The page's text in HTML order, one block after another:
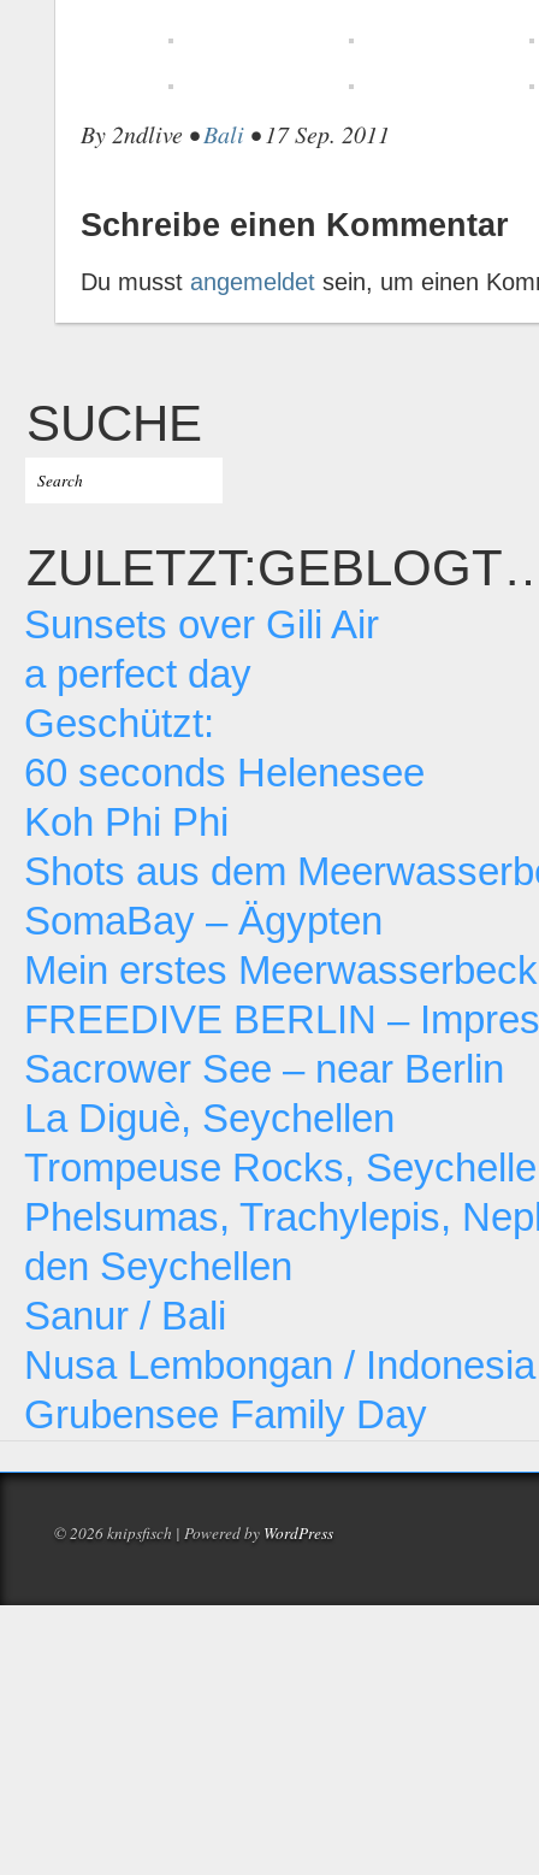
By 2ndlive •Bali • 17 Sep. 2011
Schreibe einen Kommentar
Du musst angemeldet sein, um einen
SUCHE
Sunsets over Gili Air
a perfect day
Geschützt:
60 seconds Helenesee
Koh Phi Phi
Shots aus dem
SomaBay – Ägypten
Mein erstes
FREEDIVE BERLIN –
Sacrower See – near Berlin
La Diguè, Seychellen
Trompeuse Rocks,
Phelsumas, Trachylepis,
den Seychellen
Sanur / Bali
Nusa Lembongan /
Grubensee Family Day
© 2026 knipsfisch | Powered by WordPress